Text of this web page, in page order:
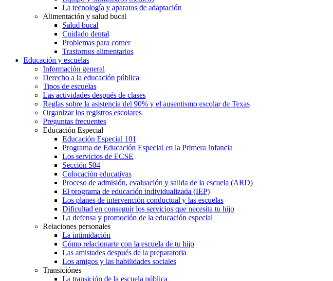
La tecnología y aparatos de adaptación
Alimentación y salud bucal
Salud bucal
Cuidado dental
Problemas para comer
Trastornos alimentarios
Educación y escuelas
Información general
Derecho a la educación pública
Tipos de escuelas
Las actividades después de clases
Reglas sobre la asistencia del 90% y el ausentismo escolar de Texas
Organizar los registros escolares
Preguntas frecuentes
Educación Especial
Educación Especial 101
Programa de Educación Especial en la Primera Infancia
Los servicios de ECSE
Sección 504
Colocación educativas
Proceso de admisión, evaluación y salida de la escuela (ARD)
El programa de educación individualizada (IEP)
Los planes de intervención conductual y las escuelas
Dificultad en conseguir los servicios que necesita tu hijo
La defensa y promoción de la educación especial
Relaciones personales
La intimidación
Cómo relacionarte con la escuela de tu hijo
Las amistades después de la preparatoria
Los amigos y las habilidades sociales
Transiciónes
La transición de la escuela pública